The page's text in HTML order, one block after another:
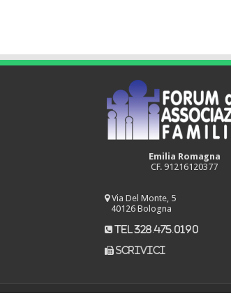
Emilia Romagna
CF. 91216120377
Via Del Monte, 5
40126 Bologna
tel 328.475.0190
scrivici